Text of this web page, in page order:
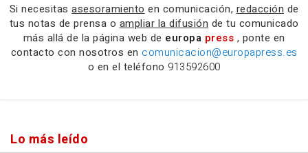
Si necesitas asesoramiento en comunicación, redacción de
tus notas de prensa o ampliar la difusión de tu comunicado
más allá de la página web de europa press , ponte en
contacto con nosotros en comunicacion@europapress.es
o en el teléfono 913592600
Lo más leído